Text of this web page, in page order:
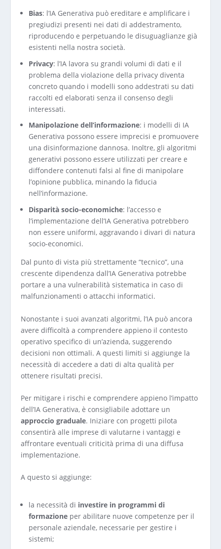
Bias: l’IA Generativa può ereditare e amplificare i
pregiudizi presenti nei dati di addestramento,
riproducendo e perpetuando le disuguaglianze già
esistenti nella nostra società.
Privacy: l’IA lavora su grandi volumi di dati e il
problema della violazione della privacy diventa
concreto quando i modelli sono addestrati su dati
raccolti ed elaborati senza il consenso degli
interessati.
Manipolazione dell’informazione: i modelli di IA
Generativa possono essere imprecisi e promuovere
una disinformazione dannosa. Inoltre, gli algoritmi
generativi possono essere utilizzati per creare e
diffondere contenuti falsi al fine di manipolare
l’opinione pubblica, minando la fiducia
nell’informazione.
Disparità socio-economiche: l’accesso e
l’implementazione dell’IA Generativa potrebbero
non essere uniformi, aggravando i divari di natura
socio-economici.
Dal punto di vista più strettamente “tecnico”, una
crescente dipendenza dall’IA Generativa potrebbe
portare a una vulnerabilità sistematica in caso di
malfunzionamenti o attacchi informatici.
Nonostante i suoi avanzati algoritmi, l’IA può ancora
avere difficoltà a comprendere appieno il contesto
operativo specifico di un’azienda, suggerendo
decisioni non ottimali. A questi limiti si aggiunge la
necessità di accedere a dati di alta qualità per
ottenere risultati precisi.
Per mitigare i rischi e comprendere appieno l’impatto
dell’IA Generativa, è consigliabile adottare un
approccio graduale. Iniziare con progetti pilota
consentirà alle imprese di valutarne i vantaggi e
affrontare eventuali criticità prima di una diffusa
implementazione.
A questo si aggiunge:
la necessità di investire in programmi di
formazione per abilitare nuove competenze per il
personale aziendale, necessarie per gestire i
sistemi;